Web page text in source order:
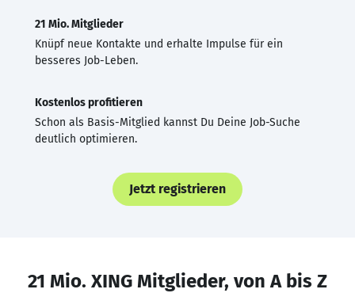
21 Mio. Mitglieder
Knüpf neue Kontakte und erhalte Impulse für ein
besseres Job-Leben.
Kostenlos profitieren
Schon als Basis-Mitglied kannst Du Deine Job-Suche
deutlich optimieren.
Jetzt registrieren
21 Mio. XING Mitglieder, von A bis Z